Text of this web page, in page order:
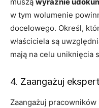
w tym wolumenie
docelowego. Określ,
właściciela są
mają na celu uniknięcia
4. Zaangażuj
Zaangażuj